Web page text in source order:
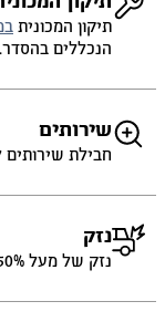
תיקון המכונית
הנכללים בהסדר.
שירותים
חבילת שירותים
נזק
נזק של מעל 50% ייחשב לנזק מוחלט